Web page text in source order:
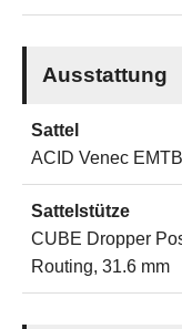
Ausstattung
Sattel
ACID Venec
Sattelstütze
CUBE Dropper
Routing, 31.6 mm